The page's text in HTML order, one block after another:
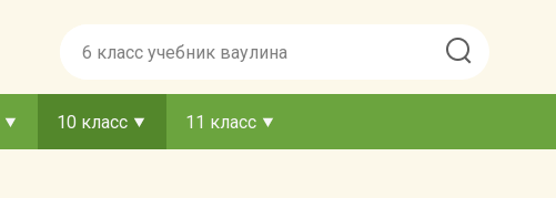
10 класс 11 класс